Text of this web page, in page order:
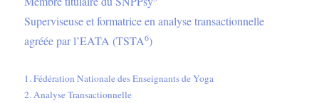
Superviseuse et formatrice en analyse transactionnelle
agréée par l’EATA (TSTA6)
1. Fédération Nationale des Enseignants de Yoga
2. Analyse Transactionnelle